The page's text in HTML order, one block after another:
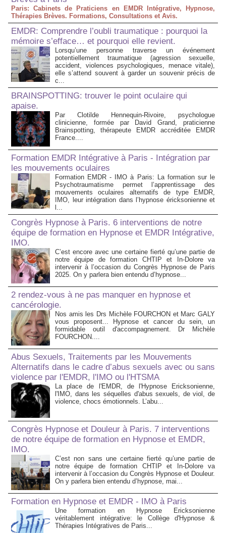
Paris: Cabinets de Praticiens en EMDR Intégrative, Hypnose,
Thérapies Brèves. Formations, Consultations et Avis.
EMDR: Comprendre l’oubli traumatique : pourquoi la
mémoire s’efface… et pourquoi elle revient.
Lorsqu’une personne traverse un événement
potentiellement traumatique (agression sexuelle,
accident, violences psychologiques, menace vitale),
elle s’attend souvent à garder un souvenir précis de
c...
BRAINSPOTTING: trouver le point oculaire qui
apaise.
Par Clotilde Hennequin-Rivoire, psychologue
clinicienne, formée par David Grand, praticienne
Brainspotting, thérapeute EMDR accréditée EMDR
France....
Formation EMDR Intégrative à Paris - Intégration par
les mouvements oculaires
Formation EMDR - IMO à Paris: La formation sur le
Psychotraumatisme permet l’apprentissage des
mouvements oculaires alternatifs de type EMDR,
IMO, leur intégration dans l’hypnose éricksonienne et
l...
Congrès Hypnose à Paris. 6 interventions de notre
équipe de formation en Hypnose et EMDR Intégrative,
IMO.
C’est encore avec une certaine fierté qu’une partie de
notre équipe de formation CHTIP et In-Dolore va
intervenir à l’occasion du Congrès Hypnose de Paris
2025. On y parlera bien entendu d’hypnose...
2 rendez-vous à ne pas manquer en hypnose et
cancérologie.
Nos amis les Drs Michèle FOURCHON et Marc GALY
vous proposent... Hypnose et cancer du sein, un
formidable outil d'accompagnement. Dr Michèle
FOURCHON....
Abus Sexuels, Traitements par les Mouvements
Alternatifs dans le cadre d’abus sexuels avec ou sans
violence par l'EMDR, l'IMO ou l'HTSMA
La place de l'EMDR, de l'Hypnose Ericksonienne,
l'IMO, dans les séquelles d'abus sexuels, de viol, de
violence, chocs émotionnels. L’abu...
Congrès Hypnose et Douleur à Paris. 7 interventions
de notre équipe de formation en Hypnose et EMDR,
IMO.
C’est non sans une certaine fierté qu’une partie de
notre équipe de formation CHTIP et In-Dolore va
intervenir à l’occasion du Congrès Hypnose et Douleur.
On y parlera bien entendu d’hypnose, mai...
Formation en Hypnose et EMDR - IMO à Paris
Une formation en Hypnose Ericksonienne
véritablement intégrative: le Collège d'Hypnose &
Thérapies Intégratives de Paris...